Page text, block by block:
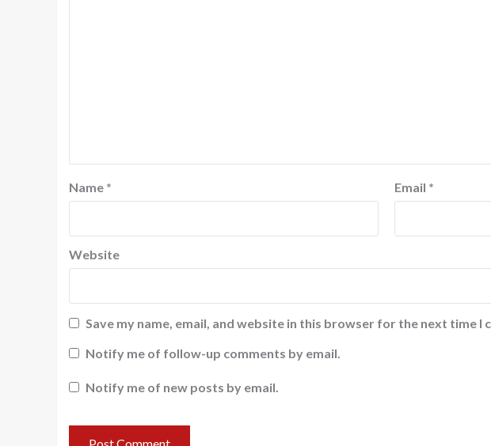
Name * Email *
Website
Save my name, email, and website in this browser for the next time I
Notify me of follow-up comments by email.
Notify me of new posts by email.